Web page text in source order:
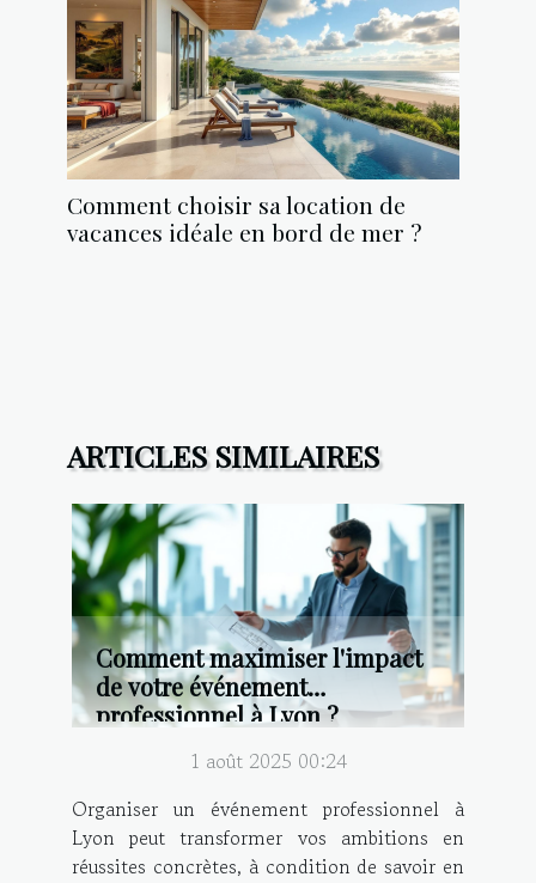
Comment choisir sa location de
vacances idéale en bord de mer ?
ARTICLES SIMILAIRES
Comment maximiser l'impact
de votre événement
professionnel à Lyon ?
1 août 2025 00:24
Organiser un événement professionnel à
Lyon peut transformer vos ambitions en
réussites concrètes, à condition de savoir en